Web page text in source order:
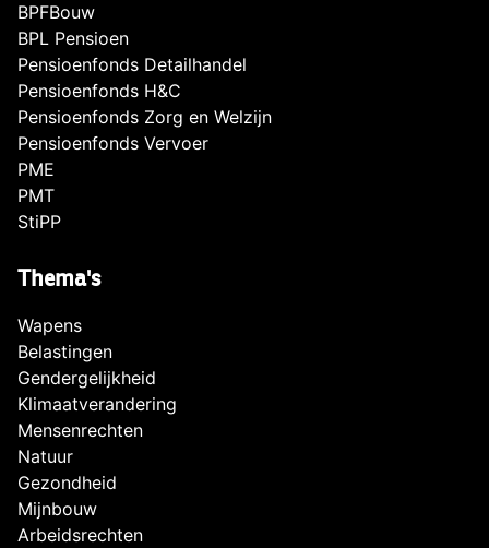
BPFBouw
BPL Pensioen
Pensioenfonds Detailhandel
Pensioenfonds H&C
Pensioenfonds Zorg en Welzijn
Pensioenfonds Vervoer
PME
PMT
StiPP
Thema's
Wapens
Belastingen
Gendergelijkheid
Klimaatverandering
Mensenrechten
Natuur
Gezondheid
Mijnbouw
Arbeidsrechten